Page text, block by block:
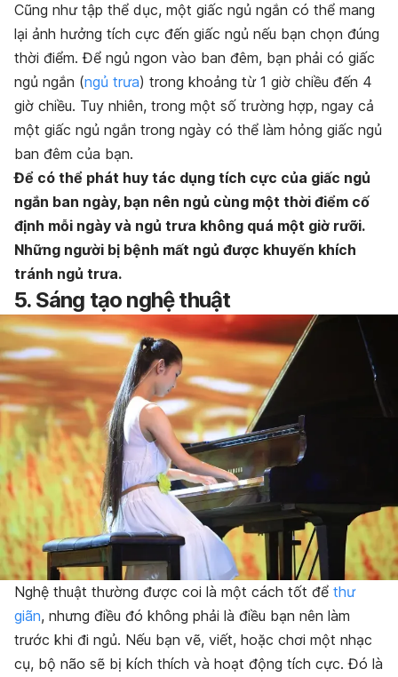
Cũng như tập thể dục, một giấc ngủ ngắn có thể mang
lại ảnh hưởng tích cực đến giấc ngủ nếu bạn chọn đúng
thời điểm. Để ngủ ngon vào ban đêm, bạn phải có giấc
ngủ ngắn (ngủ trưa) trong khoảng từ 1 giờ chiều đến 4
giờ chiều. Tuy nhiên, trong một số trường hợp, ngay cả
một giấc ngủ ngắn trong ngày có thể làm hỏng giấc ngủ
ban đêm của bạn.
Để có thể phát huy tác dụng tích cực của giấc ngủ
ngắn ban ngày, bạn nên ngủ cùng một thời điểm cố
định mỗi ngày và ngủ trưa không quá một giờ rưỡi.
Những người bị bệnh mất ngủ được khuyến khích
tránh ngủ trưa.
5. Sáng tạo nghệ thuật
Nghệ thuật thường được coi là một cách tốt để thư
giãn, nhưng điều đó không phải là điều bạn nên làm
trước khi đi ngủ. Nếu bạn vẽ, viết, hoặc chơi một nhạc
cụ, bộ não sẽ bị kích thích và hoạt động tích cực. Đó là